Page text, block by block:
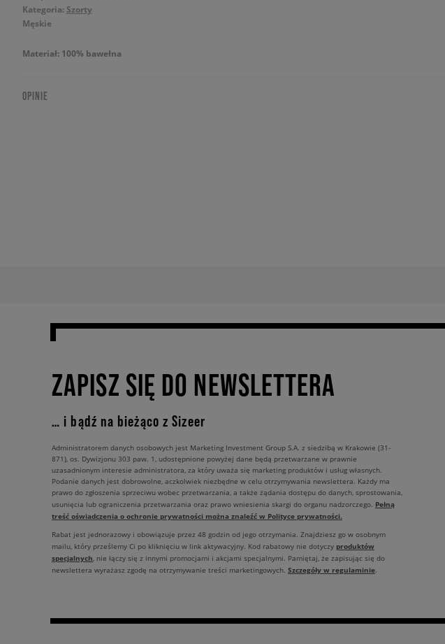
Kategoria: Szorty
Męskie
Materiał: 100% bawełna
OPINIE
ZAPISZ SIĘ DO NEWSLETTERA
… i bądź na bieżąco z Sizeer
Administratorem danych osobowych jest Marketing Investment Group S.A. z siedzibą w Krakowie (31-
871), os. Dywizjonu 303 paw. 1, udostępnione powyżej dane będą przetwarzane w prawnie
uzasadnionym interesie administratora, za który uważa się marketing produktów i usług własnych.
Podanie danych jest dobrowolne, aczkolwiek niezbędne w celu otrzymywania newslettera. Każdy ma
prawo do zgłoszenia sprzeciwu wobec przetwarzania, a także żądania dostępu do danych, sprostowania,
usunięcia lub ograniczenia przetwarzania oraz prawo wniesienia skargi do organu nadzorczego. Pełną
treść oświadczenia o ochronie prywatności można znaleźć w Polityce prywatności.
Rabat jest jednorazowy i obowiązuje przez 48 godzin od jego otrzymania. Znajdziesz go w osobnym
mailu, który prześlemy Ci po kliknięciu w link aktywacyjny. Kod rabatowy nie dotyczy produktów
specjalnych, nie łączy się z innymi promocjami i akcjami specjalnymi. Pamiętaj, że zapisując się do
newslettera wyrażasz zgodę na otrzymywanie treści marketingowych. Szczegóły w regulaminie.